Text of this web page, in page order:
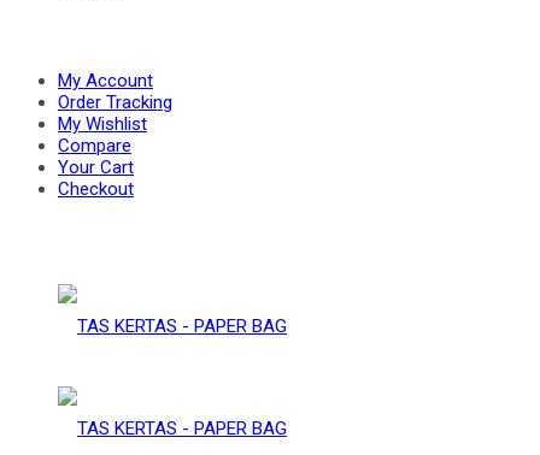
BAG
PAPER
BAG
My Account
Order Tracking
My Wishlist
Compare
Your Cart
Checkout